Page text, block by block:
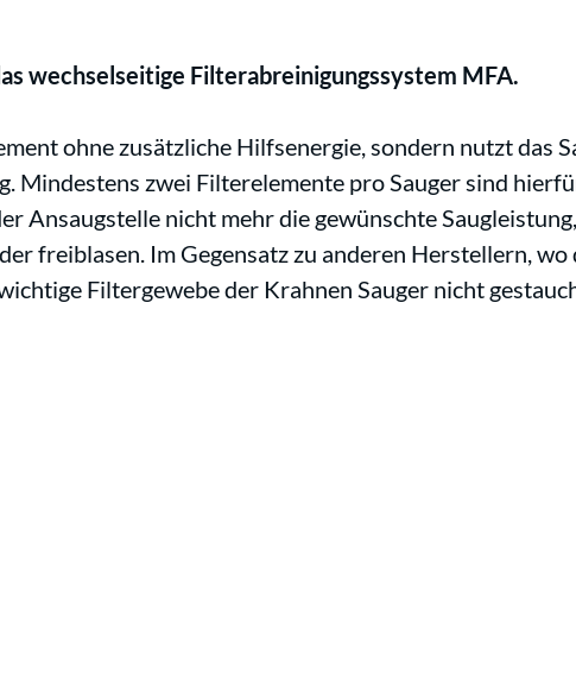
wechselseitige Filterabreinigungssystem MFA.
ohne zusätzliche Hilfsenergie, sondern nutzt das
Mindestens zwei Filterelemente pro Sauger sind
Ansaugstelle nicht mehr die gewünschte
freiblasen. Im Gegensatz zu anderen Herstellern,
Filtergewebe der Krahnen Sauger nicht